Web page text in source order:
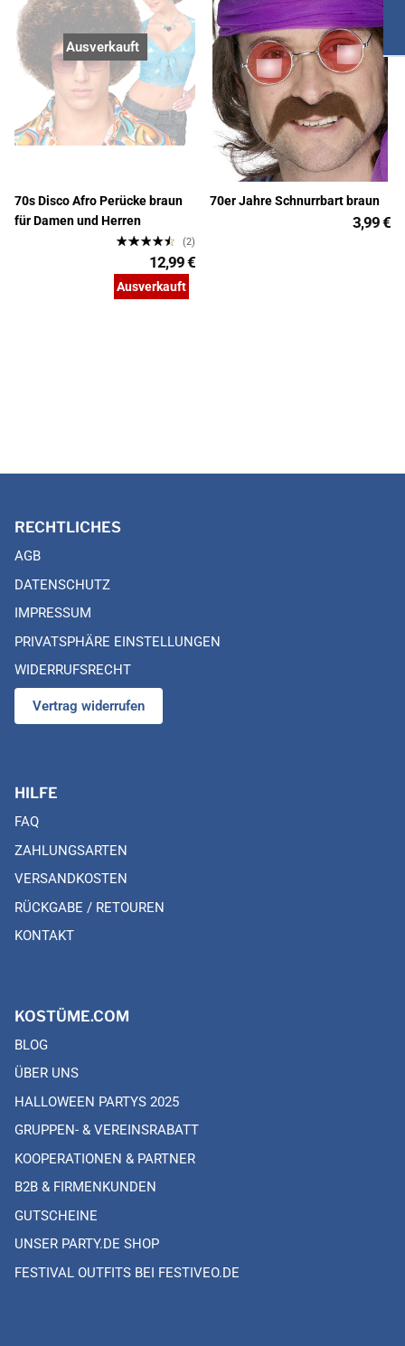
Ausverkauft
70s Disco Afro Perücke braun
für Damen und Herren
(2)
12,99 €
Ausverkauft
70er Jahre Schnurrbart braun
3,99 €
RECHTLICHES
AGB
DATENSCHUTZ
IMPRESSUM
PRIVATSPHÄRE EINSTELLUNGEN
WIDERRUFSRECHT
Vertrag widerrufen
HILFE
FAQ
ZAHLUNGSARTEN
VERSANDKOSTEN
RÜCKGABE / RETOUREN
KONTAKT
KOSTÜME.COM
BLOG
ÜBER UNS
HALLOWEEN PARTYS 2025
GRUPPEN- & VEREINSRABATT
KOOPERATIONEN & PARTNER
B2B & FIRMENKUNDEN
GUTSCHEINE
UNSER PARTY.DE SHOP
FESTIVAL OUTFITS BEI FESTIVEO.DE